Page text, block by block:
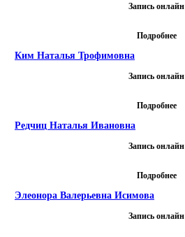
Запись онлайн
Подробнее
Ким Наталья Трофимовна
Запись онлайн
Подробнее
Редчиц Наталья Ивановна
Запись онлайн
Подробнее
Элеонора Валерьевна Исимова
Запись онлайн